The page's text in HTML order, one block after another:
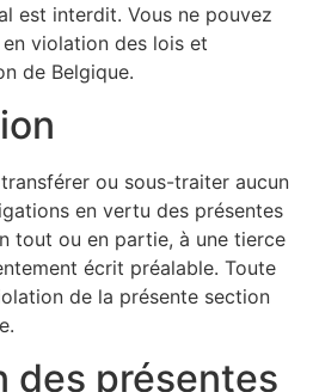
est interdit. Vous ne pouvez
violation des lois et
de Belgique.
ou sous-traiter aucun
en vertu des présentes
tout ou en partie, à une tierce
écrit préalable. Toute
de la présente section
des présentes